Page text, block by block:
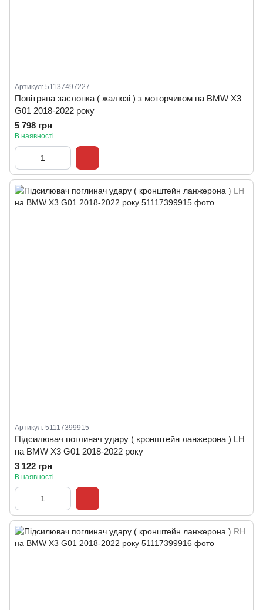
Артикул: 51137497227
Повітряна заслонка ( жалюзі ) з моторчиком на BMW X3
G01 2018-2022 року
5 798 грн
В наявності
Артикул: 51117399915
Підсилювач поглинач удару ( кронштейн ланжерона ) LH
на BMW X3 G01 2018-2022 року
3 122 грн
В наявності